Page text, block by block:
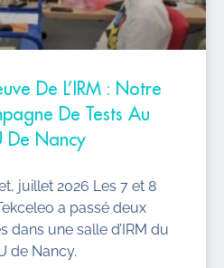
De L’IRM : Notre
De Tests Au
De Nancy
juillet 2026 Les 7 et 8
a passé deux
dans une salle d’IRM du
de Nancy.